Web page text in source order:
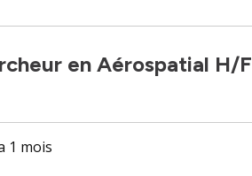
en Aérospatial H/F
1 mois